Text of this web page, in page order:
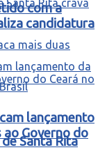
Santa Rita
com a
candidatura
lançamento
ao Governo do